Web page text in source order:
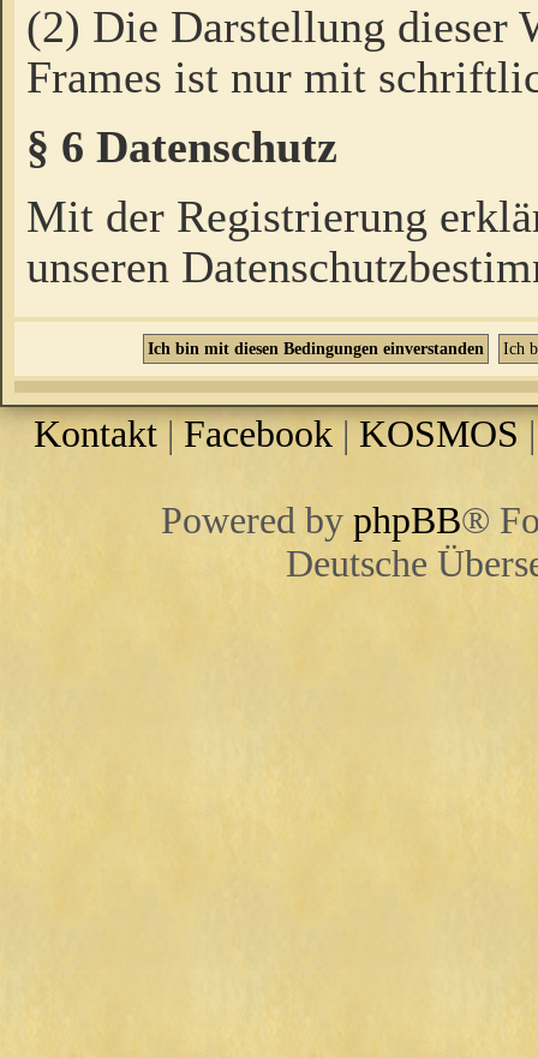
(2) Die Darstellung dieser
Frames ist nur mit
§ 6 Datenschutz
Mit der Registrierung
unseren
Kontakt |Facebook | KOSMOS
Powered by phpBB®
Deutsche